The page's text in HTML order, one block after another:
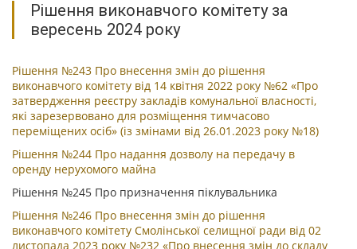
Рішення виконавчого комітету за
вересень 2024 року
Рішення №243 Про внесення змін до рішення
виконавчого комітету від 14 квітня 2022 року №62 «Про
затвердження реєстру закладів комунальної власності,
які зарезервовано для розміщення тимчасово
переміщених осіб» (із змінами від 26.01.2023 року №18)
Рішення №244 Про надання дозволу на передачу в
оренду нерухомого майна
Рішення №245 Про призначення піклувальника
Рішення №246 Про внесення змін до рішення
виконавчого комітету Смолінської селищної ради від 02
листопада 2023 року №232 «Про внесення змін до складу